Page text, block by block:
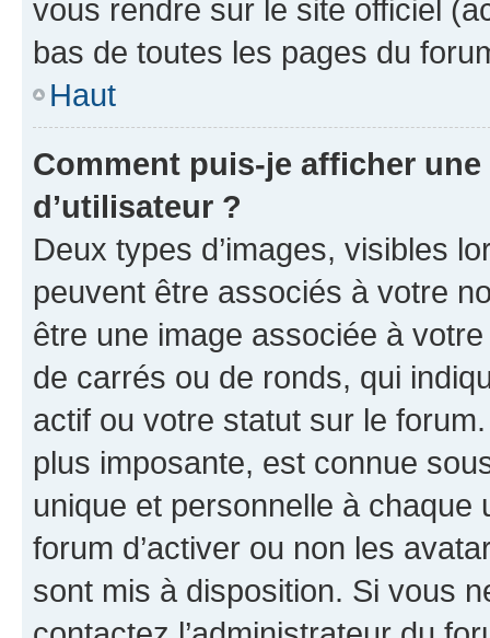
vous rendre sur le site officiel
bas de toutes les pages du
Haut
Comment puis-je afficher
d’utilisateur ?
Deux types d’images, visibles
peuvent être associés à votre
être une image associée à
de carrés ou de ronds, qui
actif ou votre statut sur le
plus imposante, est connue
unique et personnelle à chaque
forum d’activer ou non les
sont mis à disposition. Si vous